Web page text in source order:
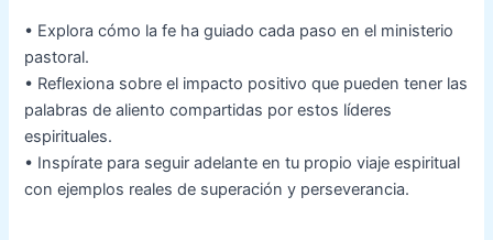
• Explora cómo la fe ha guiado cada paso en el ministerio
pastoral.
• Reflexiona sobre el impacto positivo que pueden tener las
palabras de aliento compartidas por estos líderes
espirituales.
• Inspírate para seguir adelante en tu propio viaje espiritual
con ejemplos reales de superación y perseverancia.